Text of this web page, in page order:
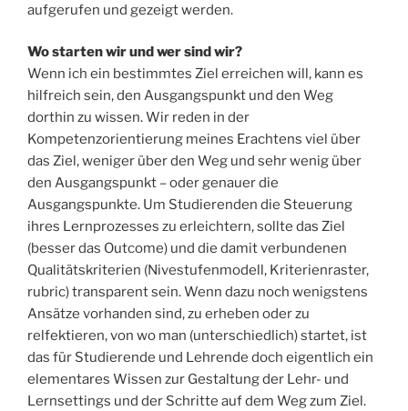
aufgerufen und gezeigt werden.
Wo starten wir und wer sind wir?
Wenn ich ein bestimmtes Ziel erreichen will, kann es
hilfreich sein, den Ausgangspunkt und den Weg
dorthin zu wissen. Wir reden in der
Kompetenzorientierung meines Erachtens viel über
das Ziel, weniger über den Weg und sehr wenig über
den Ausgangspunkt – oder genauer die
Ausgangspunkte. Um Studierenden die Steuerung
ihres Lernprozesses zu erleichtern, sollte das Ziel
(besser das Outcome) und die damit verbundenen
Qualitätskriterien (Nivestufenmodell, Kriterienraster,
rubric) transparent sein. Wenn dazu noch wenigstens
Ansätze vorhanden sind, zu erheben oder zu
relfektieren, von wo man (unterschiedlich) startet, ist
das für Studierende und Lehrende doch eigentlich ein
elementares Wissen zur Gestaltung der Lehr- und
Lernsettings und der Schritte auf dem Weg zum Ziel.